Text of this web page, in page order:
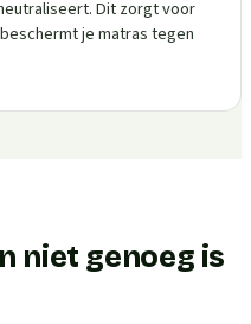
Dit zorgt voor
je matras tegen
niet genoeg is